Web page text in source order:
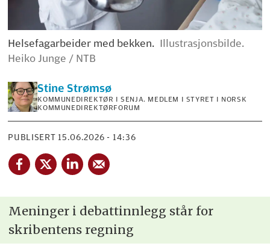
Helsefagarbeider med bekken. Illustrasjonsbilde.
Heiko Junge / NTB
Stine Strømsø
KOMMUNEDIREKTØR I SENJA. MEDLEM I STYRET I NORSK
KOMMUNEDIREKTØRFORUM
PUBLISERT 15.06.2026 - 14:36
Meninger i debattinnlegg står for
skribentens regning